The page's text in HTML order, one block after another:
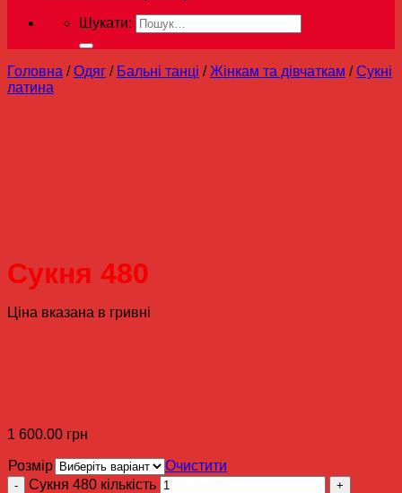
Шукати:
Головна / Одяг / Бальні танці / Жінкам та дівчаткам / Сукні
латина
Сукня 480
Ціна вказана в гривні
1 600.00 грн
Розмір
Очистити
Сукня 480 кількість